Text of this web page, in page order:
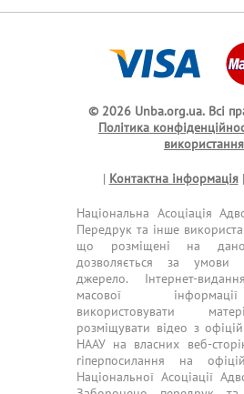
© 2026 Unba.org.ua. Всі
Політика
використання
| Контактна інформація|
Національна Асоціація
Передрук та інше
що розміщені на
дозволяється за умови
джерело. Інтернет-
масової
використовувати
розміщувати відео з
НААУ на власних веб-
гіперпосилання на
Національної Асоціації